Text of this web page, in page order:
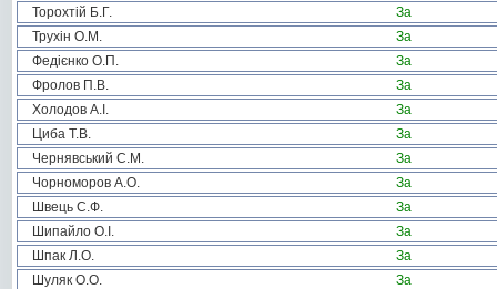
Торохтій Б.Г.
За
Трухін О.М.
За
Федієнко О.П.
За
Фролов П.В.
За
Холодов А.І.
За
Циба Т.В.
За
Чернявський С.М.
За
Чорноморов А.О.
За
Швець С.Ф.
За
Шипайло О.І.
За
Шпак Л.О.
За
Шуляк О.О.
За